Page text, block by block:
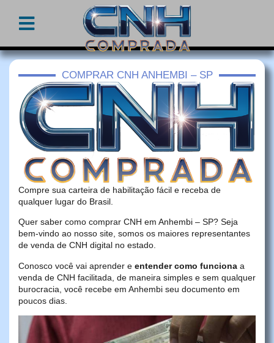
COMPRAR CNH ANHEMBI – SP
Compre sua carteira de habilitação fácil e receba de
qualquer lugar do Brasil.
Quer saber como comprar CNH em Anhembi – SP? Seja
bem-vindo ao nosso site, somos os maiores representantes
de venda de CNH digital no estado.
Conosco você vai aprender e entender como funciona a
venda de CNH facilitada, de maneira simples e sem qualquer
burocracia, você recebe em Anhembi seu documento em
poucos dias.